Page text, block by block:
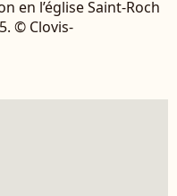
en l’église Saint-Roch
© Clovis-